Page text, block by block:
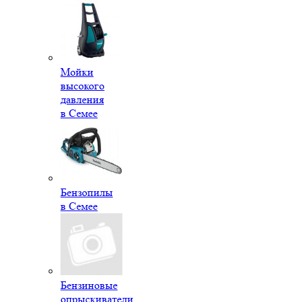
Мойки
высокого
давления
в Семее
Бензопилы
в Семее
Бензиновые
опрыскиватели